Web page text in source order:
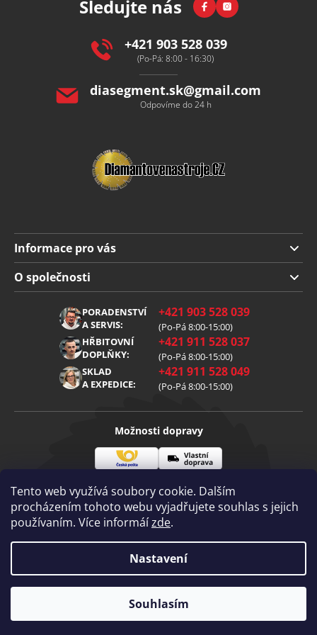
Tento web využívá soubory cookie. Dalším
procházením tohoto webu vyjadřujete souhlas s jejich
používaním. Více informáízde.
Nastavení
Souhlasím
Sledujte nás
+421 903 528 039
(Po-Pá: 8:00 - 16:30)
diasegment.sk@gmail.com
Odpovíme do 24 h
Informace pro vás
Doprava a platba
Obchodní podmínky
Reklamace
Zpracování osobních údajů
O společnosti
PORADENSTVÍ
A SERVIS:
+421 903 528 039
(Po-Pá 8:00-15:00)
HŘBITOVNÍ
DOPLŇKY:
+421 911 528 037
(Po-Pá 8:00-15:00)
SKLAD
A EXPEDICE:
+421 911 528 049
(Po-Pá 8:00-15:00)
Možnosti dopravy
pošta
doprava
Visa Mastercard
Vytvořil Shoptet | mime digital
Copyright 2026
Diamantovenastroje.cz. Všechna práva
vyhrazena.